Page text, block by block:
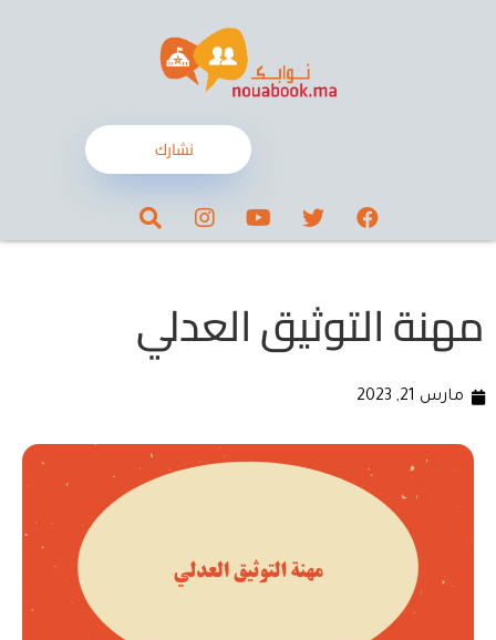
نشارك
مهنة التوثيق العدلي
مارس 21, 2023